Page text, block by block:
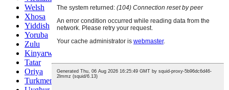
Welsh
Xhosa
Yiddish
Yoruba
Zulu
Kinyarwanda
Tatar
Oriya
Turkmen